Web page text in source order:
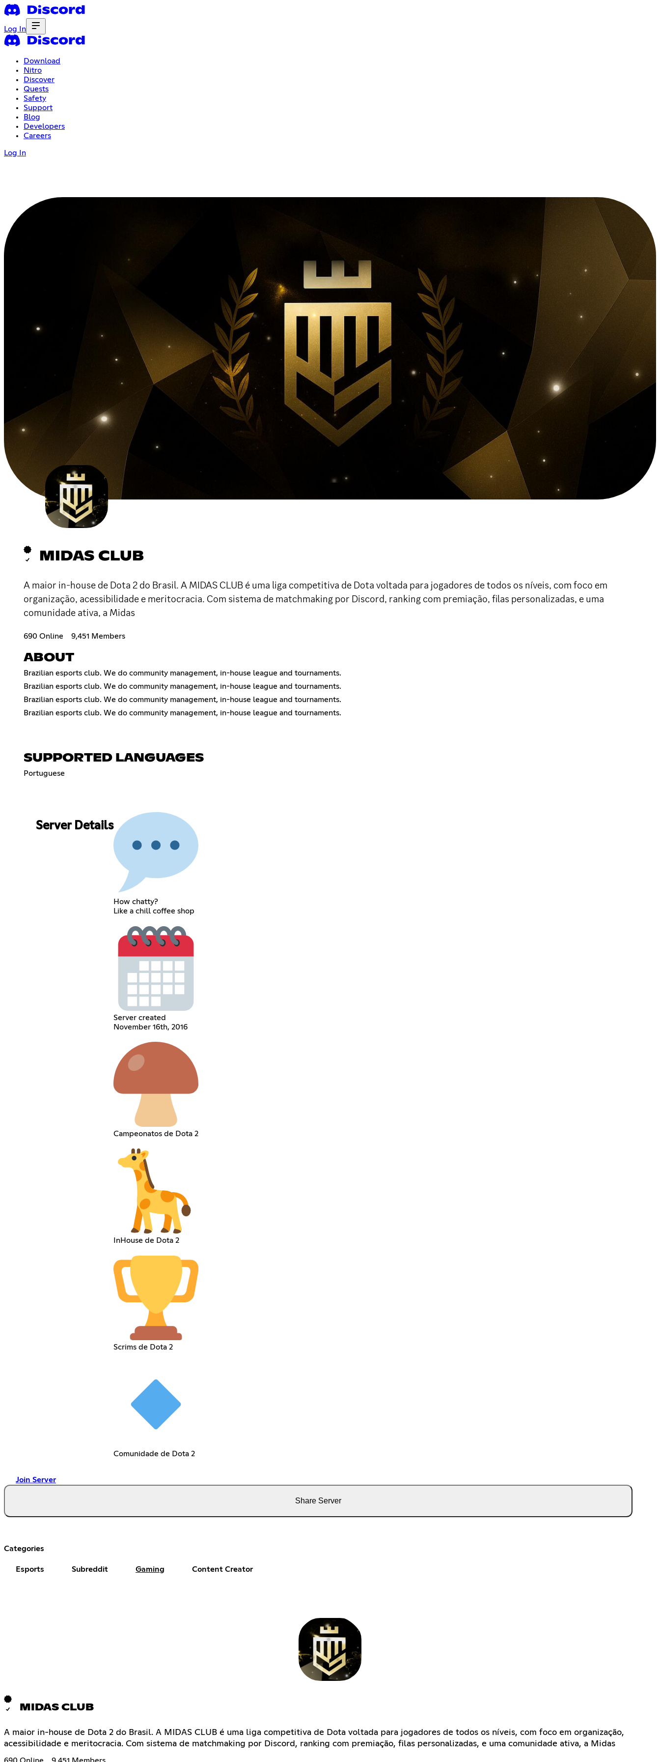
Log In
Download
Nitro
Discover
Quests
Safety
Support
Blog
Developers
Careers
Log In
MIDAS CLUB
A maior in-house de Dota 2 do Brasil. A MIDAS CLUB é uma liga competitiva de Dota voltada para jogadores de todos os níveis, com foco em
organização, acessibilidade e meritocracia. Com sistema de matchmaking por Discord, ranking com premiação, filas personalizadas, e uma
comunidade ativa, a Midas
690 Online 9,451 Members
ABOUT
Brazilian esports club. We do community management, in-house league and tournaments.
Brazilian esports club. We do community management, in-house league and tournaments.
Brazilian esports club. We do community management, in-house league and tournaments.
Brazilian esports club. We do community management, in-house league and tournaments.
SUPPORTED LANGUAGES
Portuguese
Server Details
How chatty?
Like a chill coffee shop
Server created
November 16th, 2016
Campeonatos de Dota 2
InHouse de Dota 2
Scrims de Dota 2
Comunidade de Dota 2
Join Server
Share Server
Categories
Esports Subreddit Gaming Content Creator
MIDAS CLUB
A maior in-house de Dota 2 do Brasil. A MIDAS CLUB é uma liga competitiva de Dota voltada para jogadores de todos os níveis, com foco em organização,
acessibilidade e meritocracia. Com sistema de matchmaking por Discord, ranking com premiação, filas personalizadas, e uma comunidade ativa, a Midas